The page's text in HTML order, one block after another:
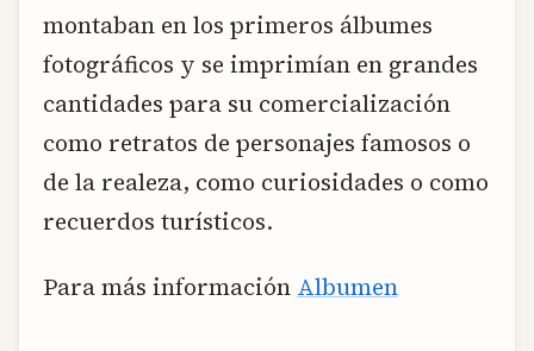
montaban en los primeros álbumes
fotográficos y se imprimían en grandes
cantidades para su comercialización
como retratos de personajes famosos o
de la realeza, como curiosidades o como
recuerdos turísticos.
Para más información Albumen